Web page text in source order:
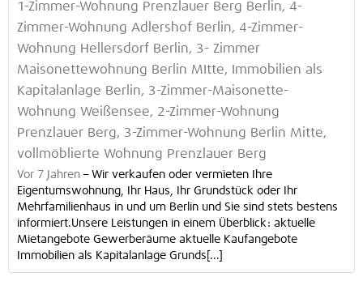
1-Zimmer-Wohnung Prenzlauer Berg Berlin, 4-
Zimmer-Wohnung Adlershof Berlin, 4-Zimmer-
Wohnung Hellersdorf Berlin, 3- Zimmer
Maisonettewohnung Berlin MItte, Immobilien als
Kapitalanlage Berlin, 3-Zimmer-Maisonette-
Wohnung Weißensee, 2-Zimmer-Wohnung
Prenzlauer Berg, 3-Zimmer-Wohnung Berlin Mitte,
vollmöblierte Wohnung Prenzlauer Berg
Vor 7 Jahren – Wir verkaufen oder vermieten Ihre
Eigentumswohnung, Ihr Haus, Ihr Grundstück oder Ihr
Mehrfamilienhaus in und um Berlin und Sie sind stets bestens
informiert.Unsere Leistungen in einem Überblick: aktuelle
Mietangebote Gewerberäume aktuelle Kaufangebote
Immobilien als Kapitalanlage Grunds[...]